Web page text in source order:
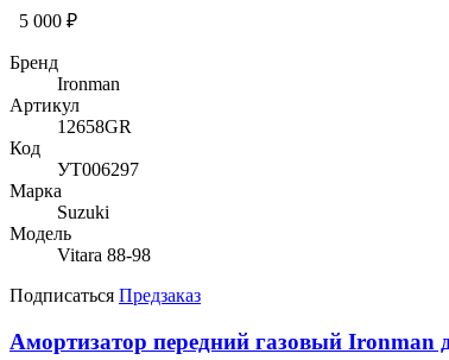
5 000 ₽
Бренд
Ironman
Артикул
12658GR
Код
УТ006297
Марка
Suzuki
Модель
Vitara 88-98
Подписаться Предзаказ
Амортизатор передний газовый Ironman